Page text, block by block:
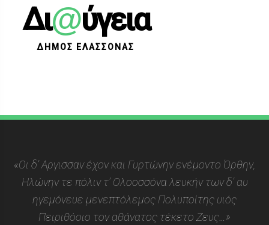
Δι@ύγεια
ΔΗΜΟΣ ΕΛΑΣΣΟΝΑΣ
«Οι δ’ Αργισσαν έχον και Γυρτώνην ενέμοντο Όρθην,
Ηλώνην τε πόλιν τ’ Ολοοσσόνα λευκήν των δ’ αυ
ηγεμόνευε μενεπτόλεμος Πολυποίτης υιός
Πειριθόοιο τον αθάνατος τέκετο Ζευς…»